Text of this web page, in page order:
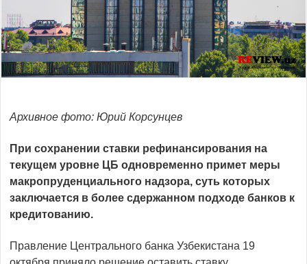
Архивное фото: Юрий Корсунцев
При сохранении ставки рефинансирования на
текущем уровне ЦБ одновременно примет меры
макропруденциального надзора, суть которых
заключается в более сдержанном подходе банков к
кредитованию.
Правление Центрального банка Узбекистана 19